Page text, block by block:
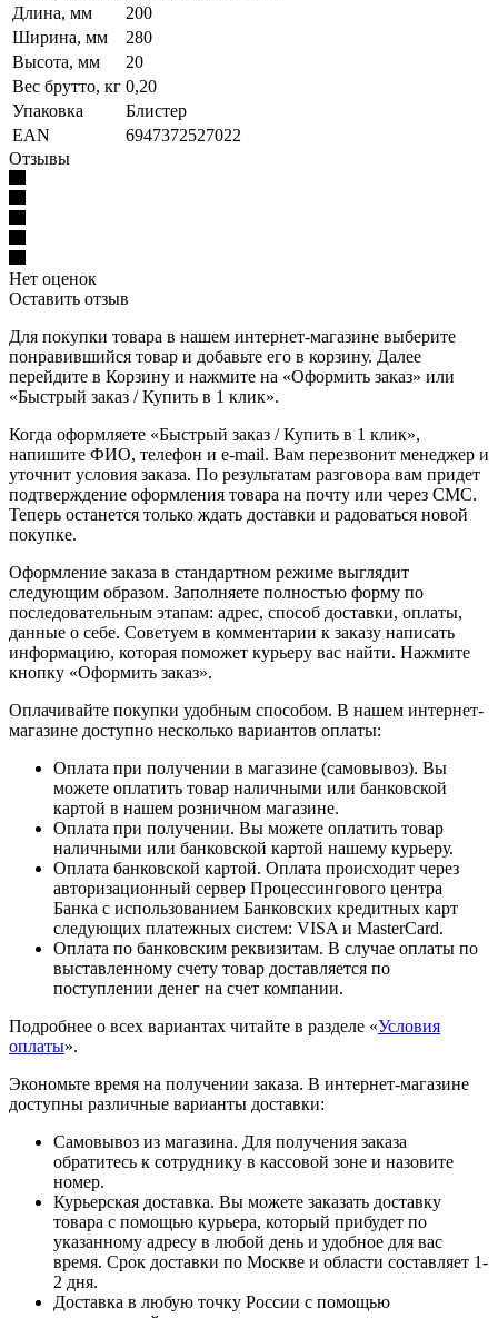
Длина, мм
200
Ширина, мм
280
Высота, мм
20
Вес брутто, кг 0,20
Упаковка
Блистер
EAN
6947372527022
Отзывы
Нет оценок
Оставить отзыв
Для покупки товара в нашем интернет-магазине выберите
понравившийся товар и добавьте его в корзину. Далее
перейдите в Корзину и нажмите на «Оформить заказ» или
«Быстрый заказ / Купить в 1 клик».
Когда оформляете «Быстрый заказ / Купить в 1 клик»,
напишите ФИО, телефон и e-mail. Вам перезвонит менеджер и
уточнит условия заказа. По результатам разговора вам придет
подтверждение оформления товара на почту или через СМС.
Теперь останется только ждать доставки и радоваться новой
покупке.
Оформление заказа в стандартном режиме выглядит
следующим образом. Заполняете полностью форму по
последовательным этапам: адрес, способ доставки, оплаты,
данные о себе. Советуем в комментарии к заказу написать
информацию, которая поможет курьеру вас найти. Нажмите
кнопку «Оформить заказ».
Оплачивайте покупки удобным способом. В нашем интернет-
магазине доступно несколько вариантов оплаты:
Оплата при получении в магазине (самовывоз). Вы
можете оплатить товар наличными или банковской
картой в нашем розничном магазине.
Оплата при получении. Вы можете оплатить товар
наличными или банковской картой нашему курьеру.
Оплата банковской картой. Оплата происходит через
авторизационный сервер Процессингового центра
Банка с использованием Банковских кредитных карт
следующих платежных систем: VISA и MasterCard.
Оплата по банковским реквизитам. В случае оплаты по
выставленному счету товар доставляется по
поступлении денег на счет компании.
Подробнее о всех вариантах читайте в разделе «Условия
оплаты».
Экономьте время на получении заказа. В интернет-магазине
доступны различные варианты доставки:
Самовывоз из магазина. Для получения заказа
обратитесь к сотруднику в кассовой зоне и назовите
номер.
Курьерская доставка. Вы можете заказать доставку
товара с помощью курьера, который прибудет по
указанному адресу в любой день и удобное для вас
время. Срок доставки по Москве и области составляет 1-
2 дня.
Доставка в любую точку России с помощью